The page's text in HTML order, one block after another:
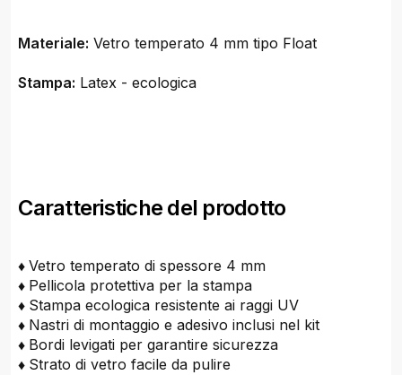
Materiale: Vetro temperato 4 mm tipo Float
Stampa: Latex - ecologica
Caratteristiche del prodotto
♦Vetro temperato di spessore 4 mm
♦ Pellicola protettiva per la stampa
♦ Stampa ecologica resistente ai raggi UV
♦ Nastri di montaggio e adesivo inclusi nel kit
♦ Bordi levigati per garantire sicurezza
♦ Strato di vetro facile da pulire